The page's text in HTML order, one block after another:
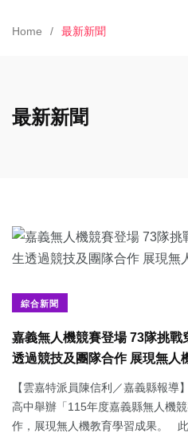
Home 最新新聞
最新新聞
綜合新聞
嘉義無人機競賽登場 73隊挑
透過競技及團隊合作 展現無人
【雲嘉特派員陳信利／嘉義縣報導
高中舉辦「115年度嘉義縣無人機
作，展現無人機教育學習成果。